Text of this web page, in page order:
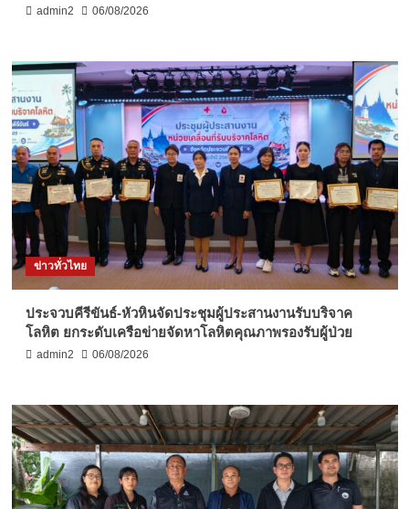
admin2 06/08/2026
ข่าวทั่วไทย
ประจวบคีรีขันธ์-หัวหินจัดประชุมผู้ประสานงานรับบริจาค
โลหิต ยกระดับเครือข่ายจัดหาโลหิตคุณภาพรองรับผู้ป่วย
admin2 06/08/2026